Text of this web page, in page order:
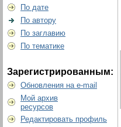
По дате
По автору
По заглавию
По тематике
Зарегистрированным:
Обновления на e-mail
Мой архив
ресурсов
Редактировать профиль